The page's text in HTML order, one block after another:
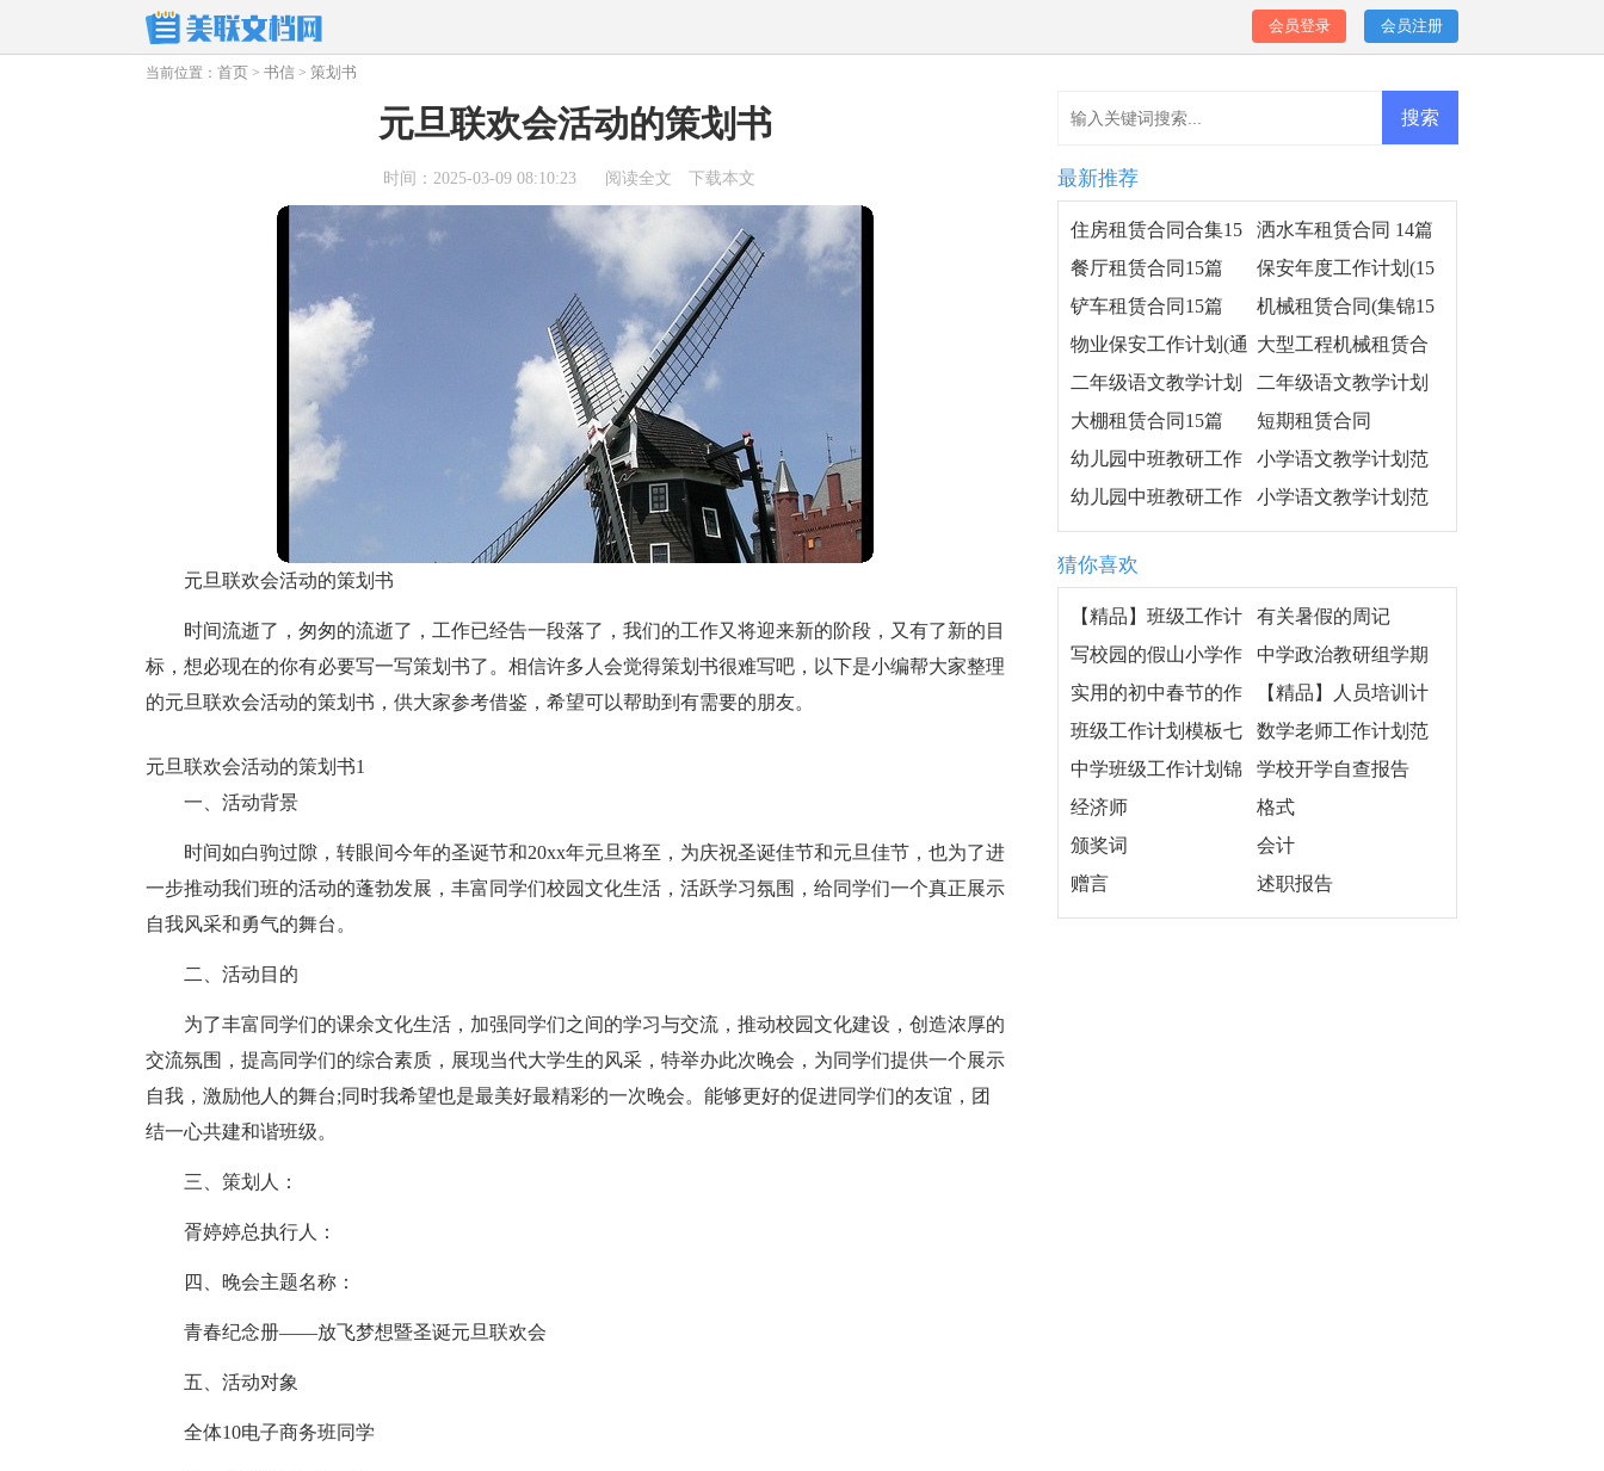
会员登录 会员注册
当前位置： 首页 > 书信 > 策划书
元旦联欢会活动的策划书
时间：2025-03-09 08:10:23 阅读全文 下载本文
元旦联欢会活动的策划书
时间流逝了，匆匆的流逝了，工作已经告一段落了，我们的工作又将迎来新的阶段，又有了新的目
标，想必现在的你有必要写一写策划书了。相信许多人会觉得策划书很难写吧，以下是小编帮大家整理
的元旦联欢会活动的策划书，供大家参考借鉴，希望可以帮助到有需要的朋友。
元旦联欢会活动的策划书1
一、活动背景
时间如白驹过隙，转眼间今年的圣诞节和20xx年元旦将至，为庆祝圣诞佳节和元旦佳节，也为了进
一步推动我们班的活动的蓬勃发展，丰富同学们校园文化生活，活跃学习氛围，给同学们一个真正展示
自我风采和勇气的舞台。
二、活动目的
为了丰富同学们的课余文化生活，加强同学们之间的学习与交流，推动校园文化建设，创造浓厚的
交流氛围，提高同学们的综合素质，展现当代大学生的风采，特举办此次晚会，为同学们提供一个展示
自我，激励他人的舞台;同时我希望也是最美好最精彩的一次晚会。能够更好的促进同学们的友谊，团
结一心共建和谐班级。
三、策划人：
胥婷婷总执行人：
四、晚会主题名称：
青春纪念册——放飞梦想暨圣诞元旦联欢会
五、活动对象
全体10电子商务班同学
最新推荐
住房租赁合同合集15
篇
洒水车租赁合同 14篇
餐厅租赁合同15篇
保安年度工作计划(15
篇)
铲车租赁合同15篇
机械租赁合同(集锦15
篇)
物业保安工作计划(通
用15篇)
大型工程机械租赁合
同
二年级语文教学计划
范文(15篇)
二年级语文教学计划
范文汇编15篇
大棚租赁合同15篇
短期租赁合同
幼儿园中班教研工作
计划
小学语文教学计划范
文(15篇)
幼儿园中班教研工作
计划集合14篇
小学语文教学计划范
文15篇
猜你喜欢
【精品】班级工作计
划模板汇编8篇
有关暑假的周记
写校园的假山小学作
文
中学政治教研组学期
工作计划
实用的初中春节的作
文集锦三篇
【精品】人员培训计
划三篇
班级工作计划模板七
篇
数学老师工作计划范
文汇编九篇
中学班级工作计划锦
集五篇
学校开学自查报告
经济师
格式
颁奖词
会计
赠言
述职报告